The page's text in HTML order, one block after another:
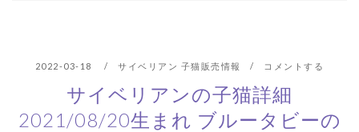
2022-03-18 サイベリアン 子猫販売情報 コメントする
サイベリアンの子猫詳細
2021/08/20生まれ ブルータビーの